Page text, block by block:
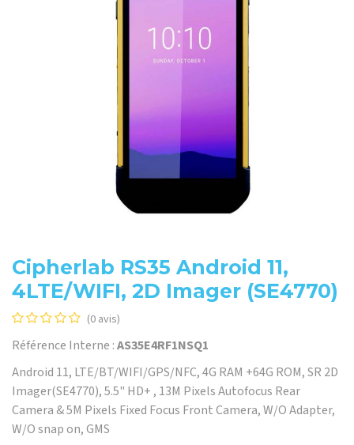
Cipherlab RS35 Android 11,
4LTE/WIFI, 2D Imager (SE4770)
(0 avis)
Référence Interne :AS35E4RF1NSQ1
Android 11, LTE/BT/WIFI/GPS/NFC, 4G RAM +64G ROM, SR 2D
Imager(SE4770), 5.5" HD+ , 13M Pixels Autofocus Rear
Camera & 5M Pixels Fixed Focus Front Camera, W/O Adapter,
W/O snap on, GMS